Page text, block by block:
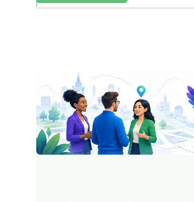
jeudi 10 septembre
Paris - Réunion d'information Cheffe
d'entreprise
Action'elles